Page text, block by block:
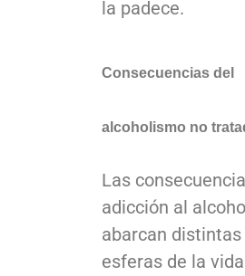
la padece.
Consecuencias del
alcoholismo no
Las
adicción al
abarcan distintas
esferas de la